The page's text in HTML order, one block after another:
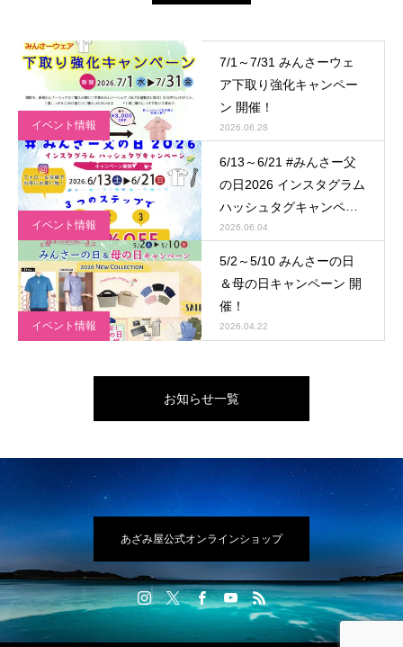
イベント情報
7/1～7/31 みんさーウェ
ア下取り強化キャンペー
ン 開催！
2026.06.28
イベント情報
6/13～6/21 #みんさー父
の日2026 インスタグラム
ハッシュタグキャンペー
ン 開催！
2026.06.04
イベント情報
5/2～5/10 みんさーの日
＆母の日キャンペーン 開
催！
2026.04.22
お知らせ一覧
あざみ屋公式オンラインショップ